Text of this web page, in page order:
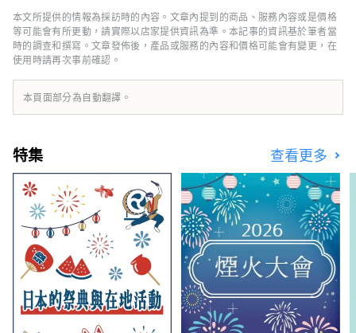
松阪帶來了繁榮。
本文所提供的情報為採訪時的內容。文章內提到的商品、服務內容或是價格
等可能會有所更動，請實際以店家提供資訊為準。本記事的資訊基於筆者當
時的調查和撰寫。文章發佈後，產品或服務的內容和價格可能會有變更，在
使用時請再次事前確認。
本頁面部分為自動翻譯。
特集 查看更多